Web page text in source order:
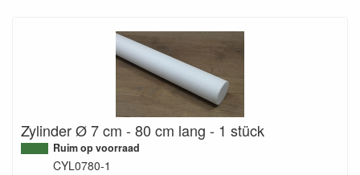
Zylinder Ø 7 cm - 80 cm lang - 1 stück
Ruim op voorraad
CYL0780-1